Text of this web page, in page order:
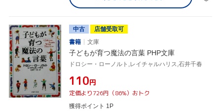
中古
店舗受取可
書籍
文庫
子どもが育つ魔法の言葉 PHP文庫
ドロシー・ローノルト,レイチャルハリス,石井千春
¥110円
定価より726円（86%）おトク
獲得ポイント 1P